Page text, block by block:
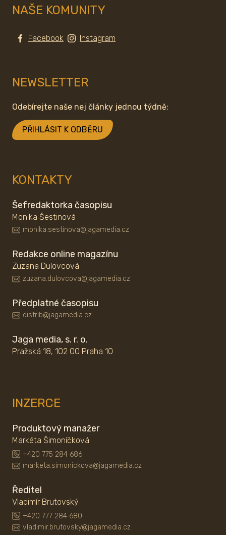
NAŠE KOMUNITY
Facebook Instagram
NEWSLETTER
Odebírejte naše nej články jednou týdně:
PŘIHLÁSIT K ODBĚRU
KONTAKTY
Šefredaktorka časopisu
Monika Šestinová
monika.sestinova@jagamedia.cz
Redakce online magazínu
Zuzana Dulovcová
zuzana.dulovcova@jagamedia.cz
Předplatné časopisu
distrib@jagamedia.cz
Jaga media, s. r. o.
Pražská 18, 102 00 Praha 10
INZERCE
Produktový manažer
Markéta Šimoníčková
+420 775 284 686
marketa.simonickova@jagamedia.cz
Ředitel
Vladimír Brutovský
+420 777 284 680
vladimir.brutovsky@jagamedia.cz